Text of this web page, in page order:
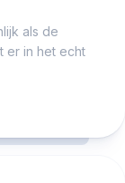
als de
er in het echt